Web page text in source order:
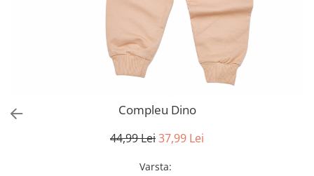
Compleu Dino
44,99 Lei37,99 Lei
Varsta: